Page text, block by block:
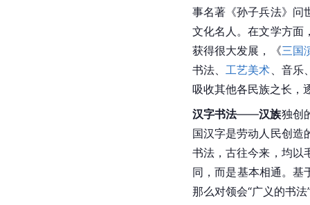
事名著《孙子兵法》问
文化名人。在文学方面
获得很大发展，《三国
书法、 工艺美术 、音
吸收其他各民族之长，
汉字书法——汉族独创
国汉字是劳动人民创造
书法，古往今来，均以
同，而是基本相通。基
那么对领会“广义的书